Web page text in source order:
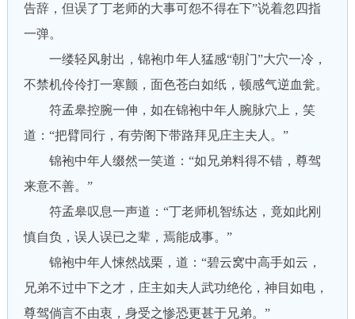
告辞，但误了丁老师的大事可怨不得在下”说着忽四指
一弹。
一缕轻风射出，锦袍巾年人猛感“朝门”大穴一冷，
不禁机伶伶打一寒颤，面色苍白如纸，顿感气逆血瓮。
符孟皋控腕一伸，如在锦袍中年人腕脉穴上，笑
道：“把臂同行，有劳阁下带路拜见庄主夫人。”
锦袍中年人缀然一笑道：“如兄弟料得不错，尊驾
来意不善。”
符孟皋叹息一声道：“丁老师机智练达，竟如此刚
慎自负，误人误已之辈，焉能成事。”
锦袍中年人悚然战栗，道：“碧云窝中高手如云，
兄弟不过中下之才，庄主如夫人武功绝伦，神目如电，
尊驾倘言不由衷，身受之惨恐更甚于兄弟。”